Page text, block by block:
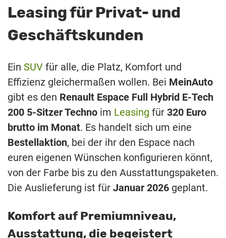
Leasing für Privat- und
Geschäftskunden
Ein SUV für alle, die Platz, Komfort und
Effizienz gleichermaßen wollen. Bei MeinAuto
gibt es den Renault Espace Full Hybrid E-Tech
200 5-Sitzer Techno im Leasing für 320 Euro
brutto im Monat. Es handelt sich um eine
Bestellaktion, bei der ihr den Espace nach
euren eigenen Wünschen konfigurieren könnt,
von der Farbe bis zu den Ausstattungspaketen.
Die Auslieferung ist für Januar 2026 geplant.
Komfort auf Premiumniveau,
Ausstattung, die begeistert